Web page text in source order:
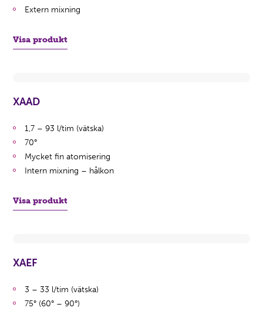
Extern mixning
Visa produkt
XAAD
1,7 – 93 l/tim (vätska)
70°
Mycket fin atomisering
Intern mixning – hålkon
Visa produkt
XAEF
3 – 33 l/tim (vätska)
75° (60° – 90°)